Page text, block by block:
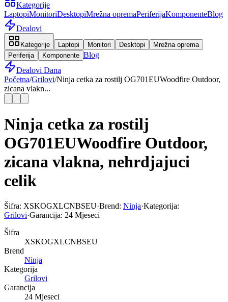
Kategorije
LaptopiMonitoriDesktopiMrežna opremaPeriferijaKomponenteBlog
Dealovi
Kategorije Laptopi Monitori Desktopi
Mrežna oprema
Periferija
Komponente Blog
Dealovi Dana
Početna/Grilovi/Ninja cetka za rostilj OG701EUWoodfire Outdoor,
zicana vlakn...
Ninja cetka za rostilj
OG701EUWoodfire Outdoor,
zicana vlakna, nehrdjajuci
celik
Šifra: XSKOGXLCNBSEU·Brend: Ninja·Kategorija:
Grilovi·Garancija: 24 Mjeseci
Šifra
XSKOGXLCNBSEU
Brend
Ninja
Kategorija
Grilovi
Garancija
24 Mjeseci